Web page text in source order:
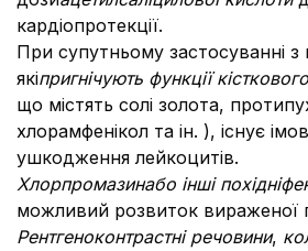
кардіопротекції.
При супутньому застосуванні
якіпригнічують функції
що містять солі золота,
хлорамфенікол та ін. ), існує
ушкодження лейкоцитів.
Хлорпромазинабо інші похідні
можливий розвиток вираженої
Рентгеноконтрастні речовини,